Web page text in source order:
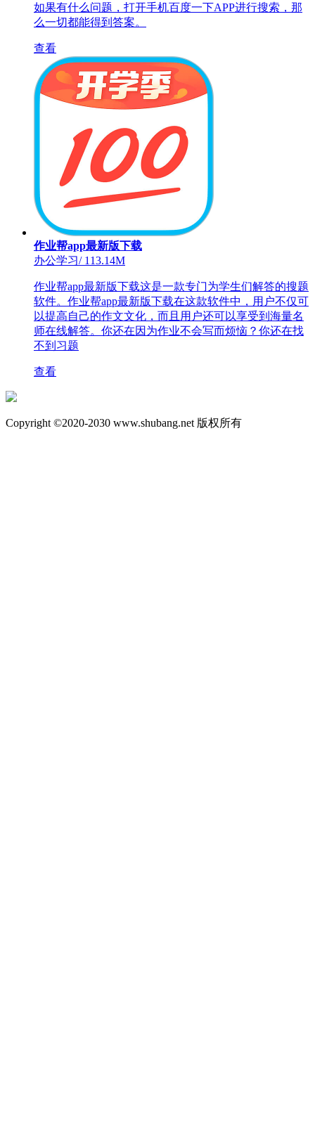
如果有什么问题，打开手机百度一下APP进行搜索，那
么一切都能得到答案。
查看
作业帮app最新版下载
办公学习/113.14M
作业帮app最新版下载这是一款专门为学生们解答的搜题
软件。作业帮app最新版下载在这款软件中，用户不仅可
以提高自己的作文文化，而且用户还可以享受到海量名
师在线解答。你还在因为作业不会写而烦恼？你还在找
不到习题
查看
Copyright ©2020-2030 www.shubang.net 版权所有